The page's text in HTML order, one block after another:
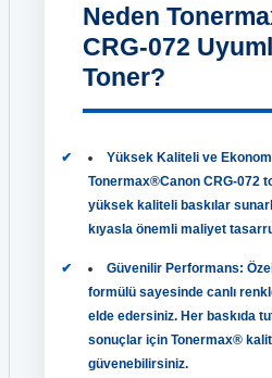
Neden
CRG-072
Toner?
Yüksek Kaliteli ve
Tonermax®Canon CRG-072
yüksek kaliteli baskılar
kıyasla önemli maliyet
Güvenilir Performans:
formülü sayesinde canlı
elde edersiniz. Her baskıda
sonuçlar için Tonermax®
güvenebilirsiniz.